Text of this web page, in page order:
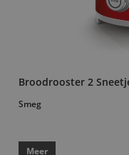
Broodrooster 2
Smeg
Meer